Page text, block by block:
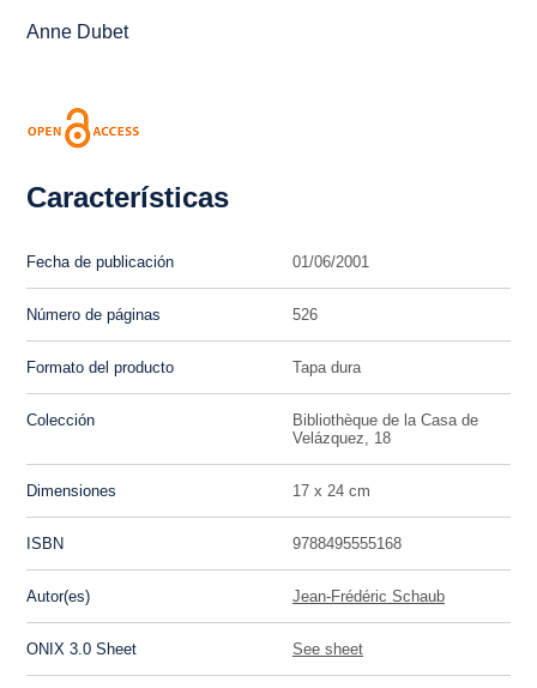
Anne Dubet
Características
Fecha de publicación 01/06/2001
Número de páginas 526
Formato del producto Tapa dura
Colección
Bibliothèque de la Casa de
Velázquez, 18
Dimensiones 17 x 24 cm
ISBN 9788495555168
Autor(es) Jean-Frédéric Schaub
ONIX 3.0 Sheet See sheet